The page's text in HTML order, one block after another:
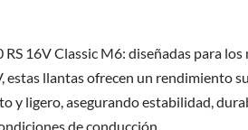
RS 16V Classic M6: diseñadas para
estas llantas ofrecen un rendimiento
y ligero, asegurando estabilidad,
de conducción.